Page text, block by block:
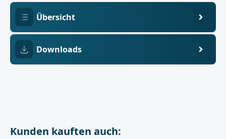
Übersicht
Downloads
Kunden kauften auch: